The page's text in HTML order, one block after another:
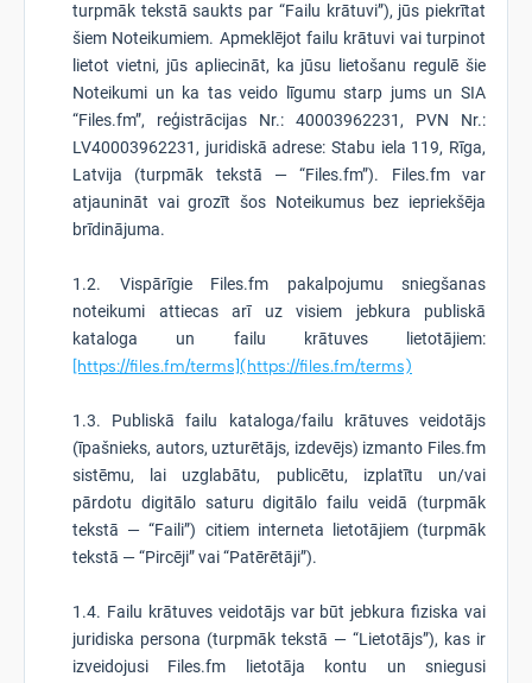
turpmāk tekstā saukts par “Failu krātuvi”), jūs piekrītat
šiem Noteikumiem. Apmeklējot failu krātuvi vai turpinot
lietot vietni, jūs apliecināt, ka jūsu lietošanu regulē šie
Noteikumi un ka tas veido līgumu starp jums un SIA
“Files.fm”, reģistrācijas Nr.: 40003962231, PVN Nr.:
LV40003962231, juridiskā adrese: Stabu iela 119, Rīga,
Latvija (turpmāk tekstā — “Files.fm”). Files.fm var
atjaunināt vai grozīt šos Noteikumus bez iepriekšēja
brīdinājuma.
1.2. Vispārīgie Files.fm pakalpojumu sniegšanas
noteikumi attiecas arī uz visiem jebkura publiskā
kataloga un failu krātuves lietotājiem:
[https://files.fm/terms](https://files.fm/terms)
1.3. Publiskā failu kataloga/failu krātuves veidotājs
(īpašnieks, autors, uzturētājs, izdevējs) izmanto Files.fm
sistēmu, lai uzglabātu, publicētu, izplatītu un/vai
pārdotu digitālo saturu digitālo failu veidā (turpmāk
tekstā — “Faili”) citiem interneta lietotājiem (turpmāk
tekstā — “Pircēji” vai “Patērētāji”).
1.4. Failu krātuves veidotājs var būt jebkura fiziska vai
juridiska persona (turpmāk tekstā — “Lietotājs”), kas ir
izveidojusi Files.fm lietotāja kontu un sniegusi